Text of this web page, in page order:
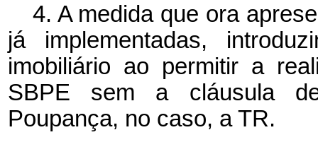
4. A medida que ora
já implementadas,
imobiliário ao permitir a
SBPE sem a cláusula
Poupança, no caso, a TR.